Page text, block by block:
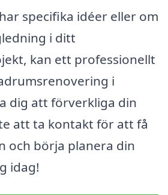
specifika idéer eller om
i ditt
kan ett professionellt
i
dig att förverkliga din
att ta kontakt för att få
och börja planera din
idag!